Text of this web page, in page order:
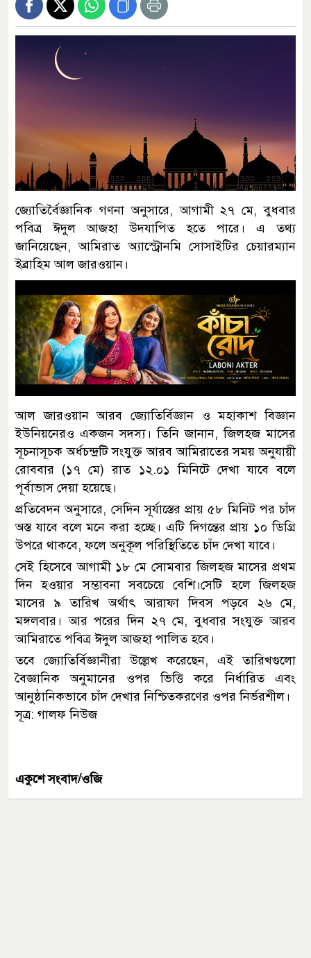
জ্যোতির্বৈজ্ঞানিক গণনা অনুসারে, আগামী ২৭ মে, বুধবার
পবিত্র ঈদুল আজহা উদযাপিত হতে পারে। এ তথ্য
জানিয়েছেন, আমিরাত অ্যাস্ট্রোনমি সোসাইটির চেয়ারম্যান
ইব্রাহিম আল জারওয়ান।
আল জারওয়ান আরব জ্যোতির্বিজ্ঞান ও মহাকাশ বিজ্ঞান
ইউনিয়নেরও একজন সদস্য। তিনি জানান, জিলহজ মাসের
সূচনাসূচক অর্ধচন্দ্রটি সংযুক্ত আরব আমিরাতের সময় অনুযায়ী
রোববার (১৭ মে) রাত ১২.০১ মিনিটে দেখা যাবে বলে
পূর্বাভাস দেয়া হয়েছে।
প্রতিবেদন অনুসারে, সেদিন সূর্যাস্তের প্রায় ৫৮ মিনিট পর চাঁদ
অস্ত যাবে বলে মনে করা হচ্ছে। এটি দিগন্তের প্রায় ১০ ডিগ্রি
উপরে থাকবে, ফলে অনুকূল পরিস্থিতিতে চাঁদ দেখা যাবে।
সেই হিসেবে আগামী ১৮ মে সোমবার জিলহজ মাসের প্রথম
দিন হওয়ার সম্ভাবনা সবচেয়ে বেশি।সেটি হলে জিলহজ
মাসের ৯ তারিখ অর্থাৎ আরাফা দিবস পড়বে ২৬ মে,
মঙ্গলবার। আর পরের দিন ২৭ মে, বুধবার সংযুক্ত আরব
আমিরাতে পবিত্র ঈদুল আজহা পালিত হবে।
তবে জ্যোতির্বিজ্ঞানীরা উল্লেখ করেছেন, এই তারিখগুলো
বৈজ্ঞানিক অনুমানের ওপর ভিত্তি করে নির্ধারিত এবং
আনুষ্ঠানিকভাবে চাঁদ দেখার নিশ্চিতকরণের ওপর নির্ভরশীল।
সূত্র: গালফ নিউজ
একুশে সংবাদ/ওজি